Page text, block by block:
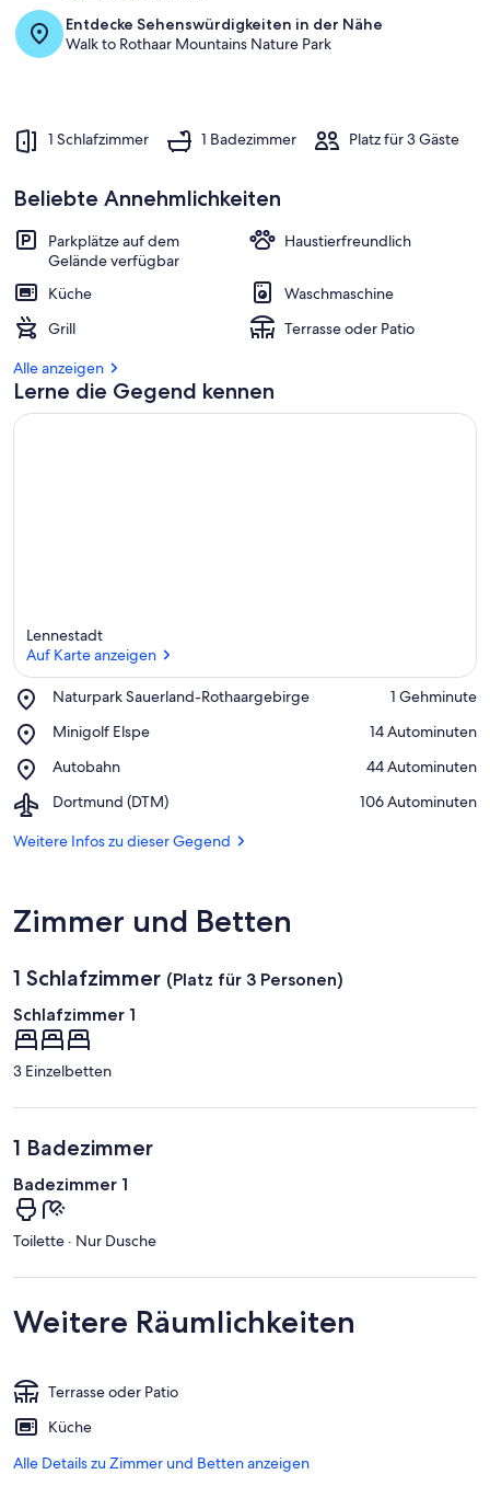
Entdecke Sehenswürdigkeiten in der Nähe
Walk to Rothaar Mountains Nature Park
1 Schlafzimmer 1 Badezimmer Platz für 3 Gäste
Beliebte Annehmlichkeiten
Parkplätze auf dem
Gelände verfügbar
Haustierfreundlich
Küche
Waschmaschine
Grill
Terrasse oder Patio
Alle anzeigen
Lerne die Gegend kennen
Lennestadt
Auf Karte anzeigen
Naturpark Sauerland-Rothaargebirge
Place,
Sauerland-
‪1 Gehminute‬
Minigolf Elspe
Place,
Elspe
‪14 Autominuten‬
Autobahn
Place,
‪44 Autominuten‬
Dortmund (DTM)
Airport,
(DTM)
‪106 Autominuten‬
Weitere Infos zu dieser Gegend
Zimmer und Betten
1 Schlafzimmer (Platz für 3 Personen)
Schlafzimmer 1
3 Einzelbetten
1 Badezimmer
Badezimmer 1
Toilette · Nur Dusche
Weitere Räumlichkeiten
Terrasse oder Patio
Küche
Alle Details zu Zimmer und Betten anzeigen